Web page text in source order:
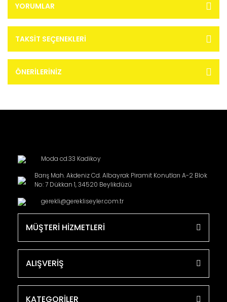
YORUMLAR
TAKSIT SEÇENEKLERI
ÖNERILERINIZ
Moda cd.33 Kadikoy
Barış Mah. Akdeniz Cd. Albayrak Piramit Konutları A-2 Blok
No: 7 Dükkan 1, 34520 Beylikdüzü
gerekli@gerekliseyler.com.tr
MÜŞTERİ HİZMETLERİ
ALIŞVERİŞ
KATEGORİLER